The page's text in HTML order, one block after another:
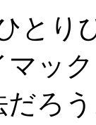
とり
マッ
ろ